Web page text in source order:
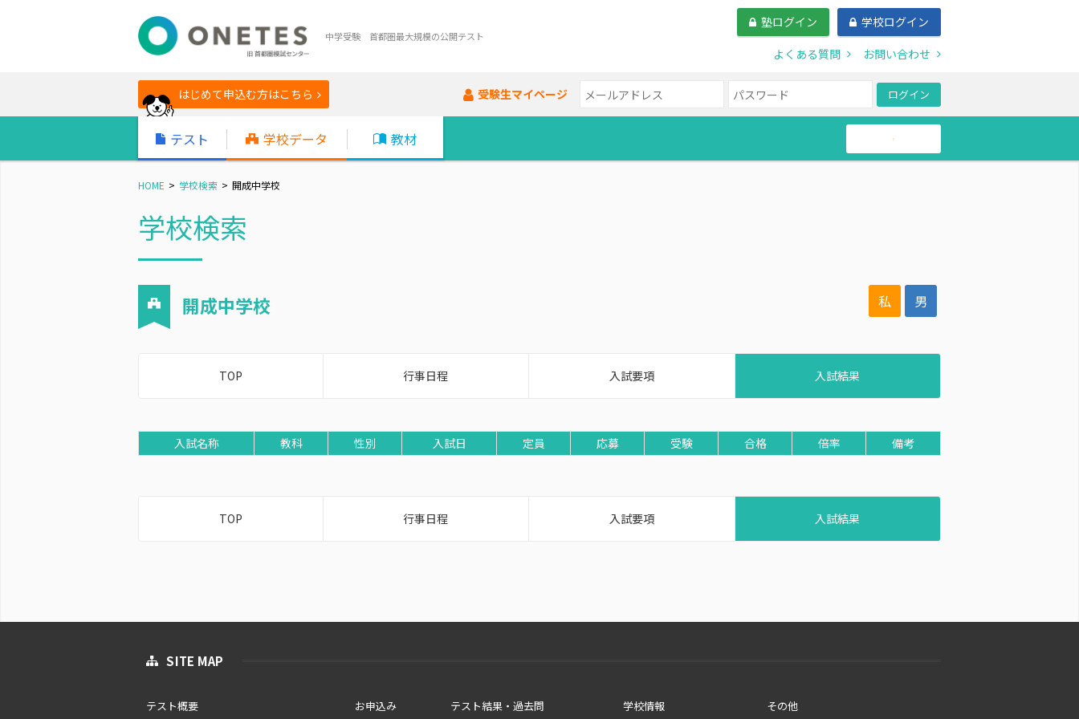
中学受験 首都圏最大規模の公開テスト
塾ログイン
学校ログイン
よくある質問
お問い合わせ
はじめて申込む方はこちら 受験生マイページ ログイン
テスト 学校データ 教材 帰国生
HOME 学校検索 開成中学校
学校検索
開成中学校 私 男
TOP 行事日程 入試要項 入試結果
入試名称 教科 性別 入試日 定員 応募 受験 合格 倍率 備考
TOP 行事日程 入試要項 入試結果
SITE MAP
テスト概要 お申込み テスト結果・過去問 学校情報 その他